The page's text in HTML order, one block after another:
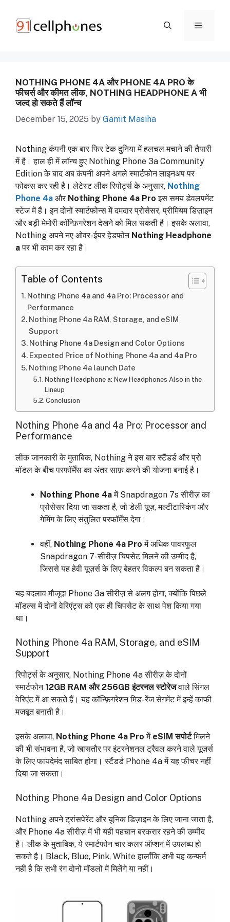
content
NOTHING PHONE 4A और PHONE 4A PRO के
फीचर्स और कीमत लीक, NOTHING HEADPHONE A भी
जल्द हो सकते हैं लॉन्च
December 15, 2025 by Gamit Masiha
Nothing कंपनी एक बार फिर टेक दुनिया में हलचल मचाने की तैयारी
में है। हाल ही में लॉन्च हुए Nothing Phone 3a Community
Edition के बाद अब कंपनी अपने अगले स्मार्टफोन लाइनअप पर
फोकस कर रही है। लेटेस्ट लीक रिपोर्ट्स के अनुसार, Nothing
Phone 4a और Nothing Phone 4a Pro इस समय डेवलपमेंट
स्टेज में हैं। इन दोनों स्मार्टफोन्स में दमदार प्रोसेसर, प्रीमियम डिज़ाइन
और बड़ी मेमोरी कॉन्फ़िगरेशन देखने को मिल सकती है। इसके अलावा,
Nothing अपने नए ओवर-ईयर हेडफोन Nothing Headphone
aपर भी काम कर रहा है।
Table of Contents
Nothing Phone 4a and 4a Pro: Processor and
Performance
Nothing Phone 4a RAM, Storage, and eSIM
Support
Nothing Phone 4a Design and Color Options
Expected Price of Nothing Phone 4a and 4a Pro
Nothing Phone 4a launch Date
Nothing Headphone a: New Headphones Also in the
Lineup
Conclusion
Nothing Phone 4a and 4a Pro: Processor and
Performance
लीक जानकारी के मुताबिक, Nothing ने इस बार स्टैंडर्ड और प्रो
मॉडल के बीच परफॉर्मेंस का अंतर साफ़ करने की योजना बनाई है।
Nothing Phone 4aमें Snapdragon 7s सीरीज़ का
प्रोसेसर दिया जा सकता है, जो डेली यूज़, मल्टीटास्किंग और
गेमिंग के लिए संतुलित परफॉर्मेंस देगा।
वहीं, Nothing Phone 4a Pro में अधिक पावरफुल
Snapdragon 7-सीरीज़ चिपसेट मिलने की उम्मीद है,
जिससे यह हेवी यूज़र्स के लिए बेहतर विकल्प बन सकता है।
यह बदलाव मौजूदा Phone 3a सीरीज़ से अलग होगा, क्योंकि पिछले
मॉडल्स में दोनों वेरिएंट्स को एक ही चिपसेट के साथ पेश किया गया
था।
Nothing Phone 4a RAM, Storage, and eSIM
Support
रिपोर्ट्स के अनुसार, Nothing Phone 4a सीरीज़ के दोनों
स्मार्टफोन 12GB RAM और 256GB इंटरनल स्टोरेजवाले सिंगल
वेरिएंट में आ सकते हैं। यह कॉन्फ़िगरेशन मिड-रेंज सेगमेंट में इन्हें काफी
मजबूत बनाती है।
इसके अलावा, Nothing Phone 4a Pro में eSIM सपोर्टमिलने
की भी संभावना है, जो खासतौर पर इंटरनेशनल ट्रैवल करने वाले यूज़र्स
के लिए फायदेमंद साबित होगा। स्टैंडर्ड Phone 4a में यह फीचर नहीं
दिया जा सकता।
Nothing Phone 4a Design and Color Options
Nothing अपने ट्रांसपेरेंट और यूनिक डिज़ाइन के लिए जाना जाता है,
और Phone 4a सीरीज़ में भी यही पहचान बरकरार रहने की उम्मीद
है। लीक के मुताबिक, ये स्मार्टफोन चार कलर ऑप्शन में उपलब्ध हो
सकते है। Black, Blue, Pink, White हालाँकि अभी यह कन्फर्म
नहीं है कि सभी रंग दोनों मॉडलों में मिलेंगे या नहीं।